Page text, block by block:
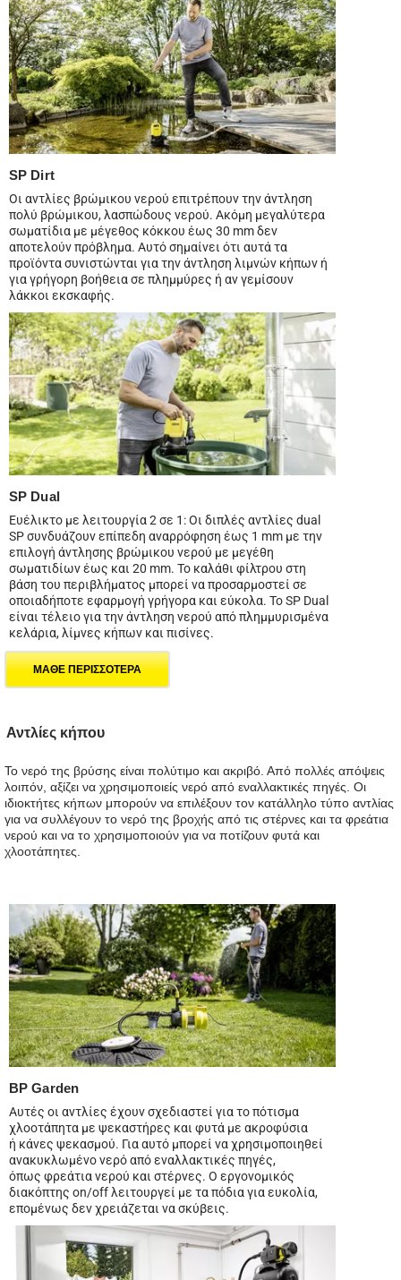
SP Dirt
Οι αντλίες βρώμικου νερού επιτρέπουν την άντληση
πολύ βρώμικου, λασπώδους νερού. Ακόμη μεγαλύτερα
σωματίδια με μέγεθος κόκκου έως 30 mm δεν
αποτελούν πρόβλημα. Αυτό σημαίνει ότι αυτά τα
προϊόντα συνιστώνται για την άντληση λιμνών κήπων ή
για γρήγορη βοήθεια σε πλημμύρες ή αν γεμίσουν
λάκκοι εκσκαφής.
SP Dual
Ευέλικτο με λειτουργία 2 σε 1: Οι διπλές αντλίες dual
SP συνδυάζουν επίπεδη αναρρόφηση έως 1 mm με την
επιλογή άντλησης βρώμικου νερού με μεγέθη
σωματιδίων έως και 20 mm. Το καλάθι φίλτρου στη
βάση του περιβλήματος μπορεί να προσαρμοστεί σε
οποιαδήποτε εφαρμογή γρήγορα και εύκολα. Το SP Dual
είναι τέλειο για την άντληση νερού από πλημμυρισμένα
κελάρια, λίμνες κήπων και πισίνες.
ΜΑΘΕ ΠΕΡΙΣΣΟΤΕΡΑ
Αντλίες κήπου
Το νερό της βρύσης είναι πολύτιμο και ακριβό. Από πολλές απόψεις
λοιπόν, αξίζει να χρησιμοποιείς νερό από εναλλακτικές πηγές. Οι
ιδιοκτήτες κήπων μπορούν να επιλέξουν τον κατάλληλο τύπο αντλίας
για να συλλέγουν το νερό της βροχής από τις στέρνες και τα φρεάτια
νερού και να το χρησιμοποιούν για να ποτίζουν φυτά και
χλοοτάπητες.
BP Garden
Αυτές οι αντλίες έχουν σχεδιαστεί για το πότισμα
χλοοτάπητα με ψεκαστήρες και φυτά με ακροφύσια
ή κάνες ψεκασμού. Για αυτό μπορεί να χρησιμοποιηθεί
ανακυκλωμένο νερό από εναλλακτικές πηγές,
όπως φρεάτια νερού και στέρνες. Ο εργονομικός
διακόπτης on/off λειτουργεί με τα πόδια για ευκολία,
επομένως δεν χρειάζεται να σκύβεις.